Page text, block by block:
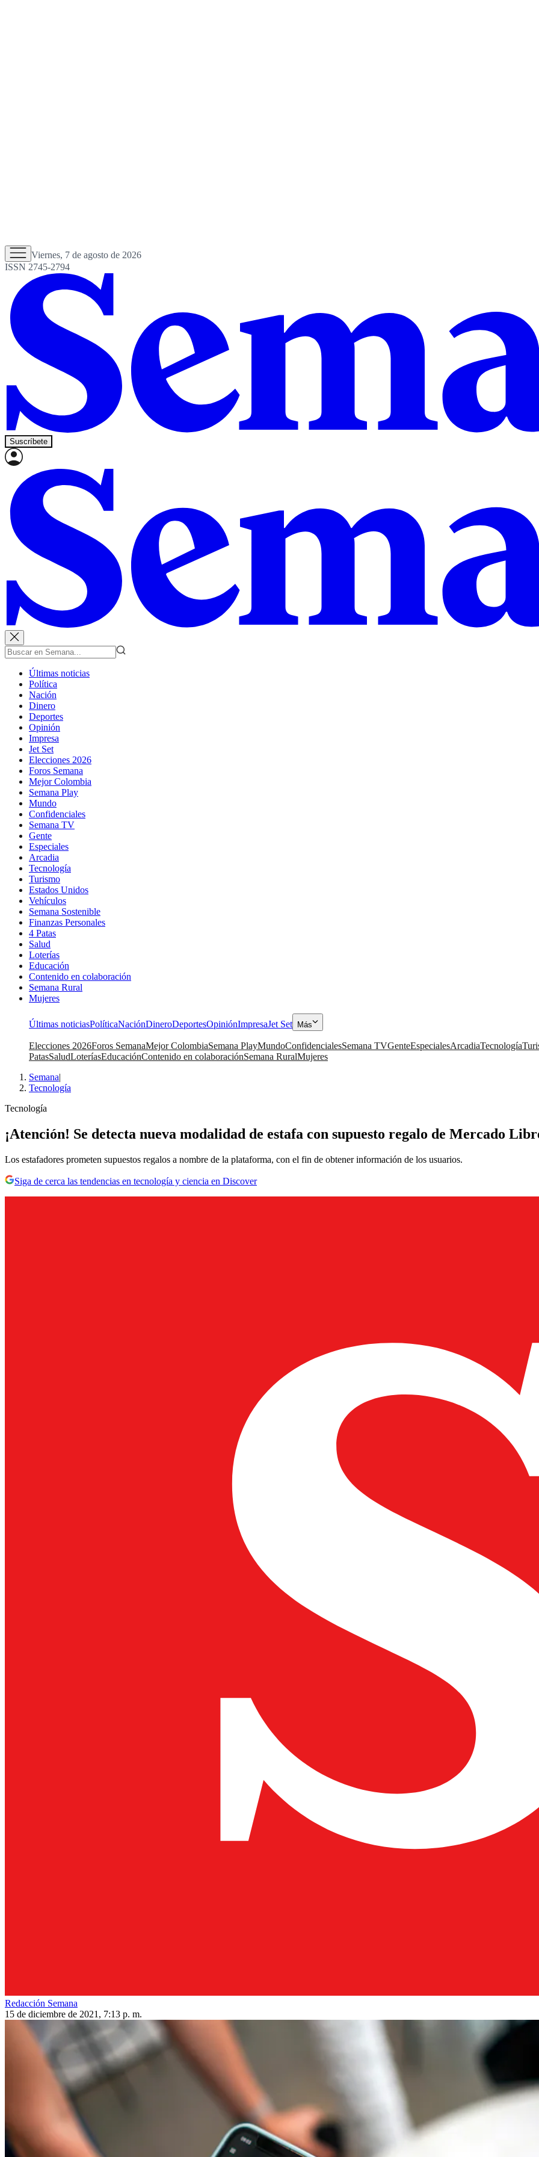
Viernes, 7 de agosto de 2026
ISSN 2745-2794
Suscríbete
Últimas noticias
Política
Nación
Dinero
Deportes
Opinión
Impresa
Jet Set
Elecciones 2026
Foros Semana
Mejor Colombia
Semana Play
Mundo
Confidenciales
Semana TV
Gente
Especiales
Arcadia
Tecnología
Turismo
Estados Unidos
Vehículos
Semana Sostenible
Finanzas Personales
4 Patas
Salud
Loterías
Educación
Contenido en colaboración
Semana Rural
Mujeres
Últimas noticiasPolíticaNaciónDineroDeportesOpiniónImpresaJet Set Más
Elecciones 2026Foros SemanaMejor ColombiaSemana PlayMundoConfidencialesSemana TVGenteEspecialesArcadiaTecnología
PatasSaludLoteríasEducaciónContenido en colaboraciónSemana RuralMujeres
Semana|
Tecnología
Tecnología
¡Atención! Se detecta nueva modalidad de estafa con supuesto regalo de Mercado
Los estafadores prometen supuestos regalos a nombre de la plataforma, con el fin de obtener información de los usuarios.
Siga de cerca las tendencias en tecnología y ciencia en Discover
Redacción Semana
15 de diciembre de 2021, 7:13 p. m.